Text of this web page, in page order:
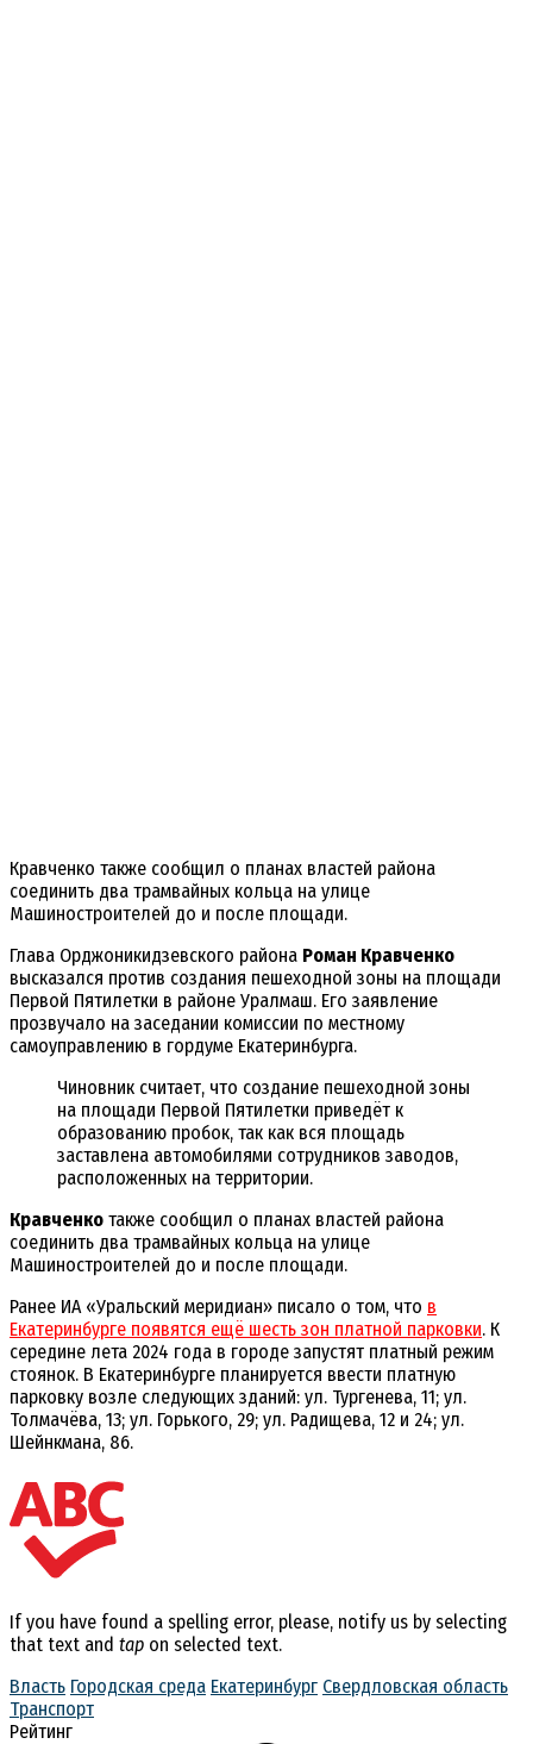
Кравченко также сообщил о планах властей района
соединить два трамвайных кольца на улице
Машиностроителей до и после площади.
Глава Орджоникидзевского района Роман Кравченко
высказался против создания пешеходной зоны на площади
Первой Пятилетки в районе Уралмаш. Его заявление
прозвучало на заседании комиссии по местному
самоуправлению в гордуме Екатеринбурга.
Чиновник считает, что создание пешеходной зоны
на площади Первой Пятилетки приведёт к
образованию пробок, так как вся площадь
заставлена автомобилями сотрудников заводов,
расположенных на территории.
Кравченко также сообщил о планах властей района
соединить два трамвайных кольца на улице
Машиностроителей до и после площади.
Ранее ИА «Уральский меридиан» писало о том, что в
Екатеринбурге появятся ещё шесть зон платной парковки. К
середине лета 2024 года в городе запустят платный режим
стоянок. В Екатеринбурге планируется ввести платную
парковку возле следующих зданий: ул. Тургенева, 11; ул.
Толмачёва, 13; ул. Горького, 29; ул. Радищева, 12 и 24; ул.
Шейнкмана, 86.
If you have found a spelling error, please, notify us by selecting
that text and tap on selected text.
Власть Городская среда Екатеринбург Свердловская область
Транспорт
Рейтинг